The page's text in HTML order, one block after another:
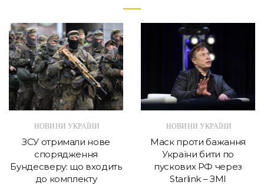
НОВИНИ УКРАЇНИ
ЗСУ отримали нове
спорядження
Бундесверу: що входить
до комплекту
НОВИНИ УКРАЇНИ
Маск проти бажання
України бити по
пускових РФ через
Starlink – ЗМІ